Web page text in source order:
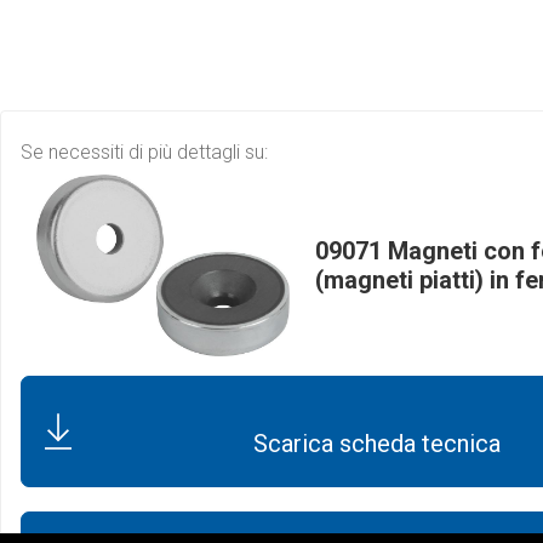
Se necessiti di più dettagli su:
09071 Magneti con
(magneti piatti) in
Scarica scheda tecnica